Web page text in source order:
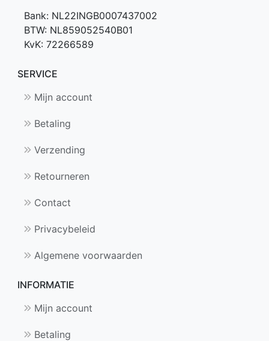
Bank: NL22INGB0007437002
BTW: NL859052540B01
KvK: 72266589
SERVICE
Mijn account
Betaling
Verzending
Retourneren
Contact
Privacybeleid
Algemene voorwaarden
INFORMATIE
Mijn account
Betaling